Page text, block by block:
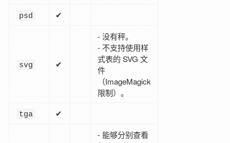
psd ✔
svg ✔
- 没有秤。
- 不支持使用样
式表的 SVG 文
件
（ImageMagick
限制）。
tga
✔
- 能够分别查看